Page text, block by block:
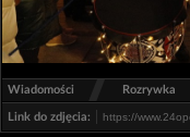
Wiadomości / Rozrywka
Link do zdjęcia: